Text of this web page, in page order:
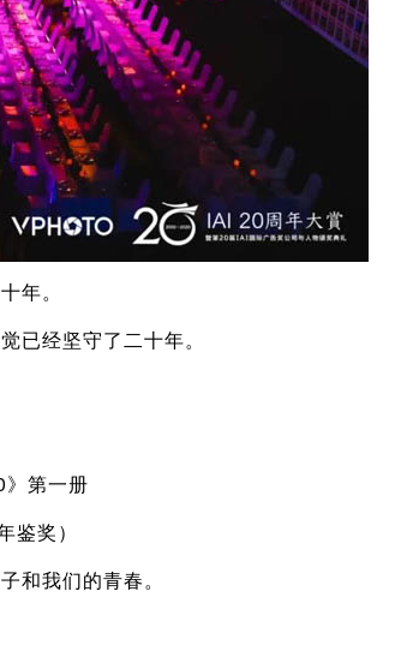
年。
已经坚守了二十年。
第一册
奖）
和我们的青春。